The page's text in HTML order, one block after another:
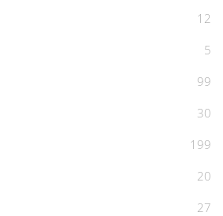
12
5
99
30
199
20
27